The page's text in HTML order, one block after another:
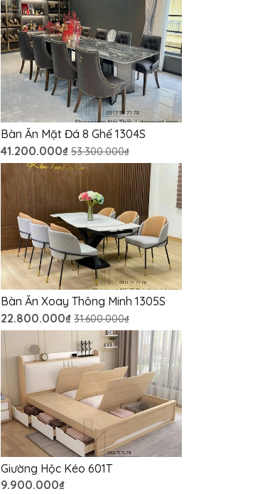
Bàn Ăn Mặt Đá 8 Ghế 1304S
41.200.000₫ 53.300.000₫
Bàn Ăn Xoay Thông Minh 1305S
22.800.000₫ 31.600.000₫
Giường Hộc Kéo 601T
9.900.000₫